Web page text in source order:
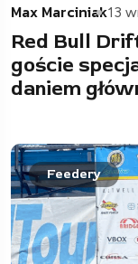
Max Marciniak13
Red Bull
goście
daniem
Feedery